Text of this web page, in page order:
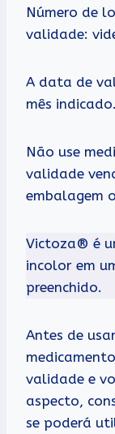
Número de
validade:
A data de
mês indicado.
Não use
validade
embalagem
Victoza® é
incolor em
preenchido.
Antes de
validade e
aspecto,
se poderá